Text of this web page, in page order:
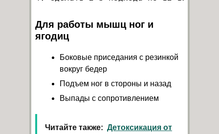
Для работы мышц ног и
ягодиц
Боковые приседания с резинкой
вокруг бедер
Подъем ног в стороны и назад
Выпады с сопротивлением
Читайте также: Детоксикация от